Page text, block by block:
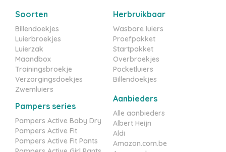
Soorten
Billendoekjes
Luierbroekjes
Luierzak
Maandbox
Trainingsbroekje
Verzorgingsdoekjes
Zwemluiers
Pampers series
Pampers Active Baby Dry
Pampers Active Fit
Pampers Active Fit Pants
Herbruikbaar
Wasbare luiers
Proefpakket
Startpakket
Overbroekjes
Pocketluiers
Billendoekjes
Aanbieders
Alle aanbieders
Albert Heijn
Aldi
Amazon.com.be